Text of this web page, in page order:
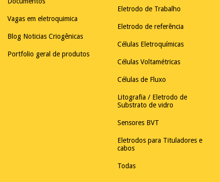
Vagas em eletroquimica
Blog Noticias Criogênicas
Portfolio geral de produtos
Eletrodo de Trabalho
Eletrodo de referência
Células Eletroquímicas
Células Voltamétricas
Células de Fluxo
Litografia / Eletrodo de
Substrato de vidro
Sensores BVT
Eletrodos para Tituladores e
cabos
Todas